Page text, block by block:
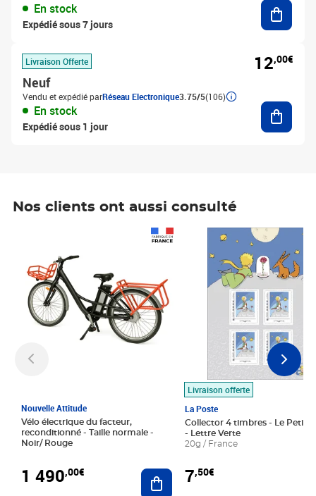
En stock
Expédié sous 7 jours
Livraison Offerte
Neuf
Vendu et expédié parRéseau Electronique3.75/5(106)
En stock
Expédié sous 1 jour
12,00€
Nos clients ont aussi consulté
Nouvelle Attitude
Vélo électrique du facteur,
reconditionné - Taille normale -
Noir/ Rouge
1 490,00€ Ajouter au panier
Livraison offerte
La Poste
Collector 4 timbres - Le Petit
- Lettre Verte
20g / France
7,50€
Prix 7,50€